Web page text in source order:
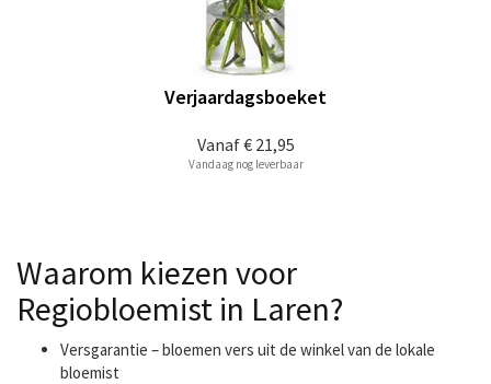
Vanaf€ 21,95
Verjaardagsboeket
Vandaag nog leverbaar
Waarom kiezen voor
Regiobloemist in Laren?
Versgarantie – bloemen vers uit de winkel van de lokale
bloemist